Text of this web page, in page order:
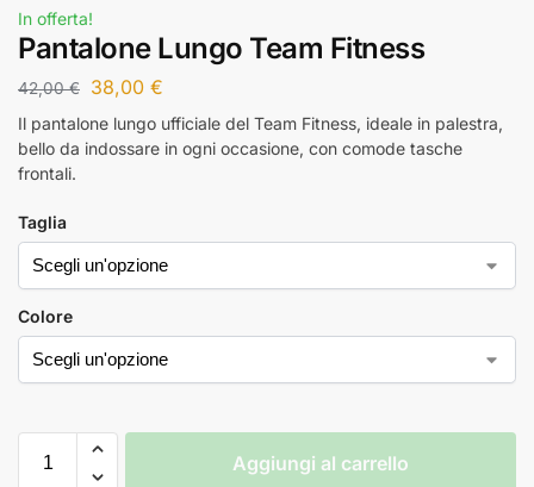
In offerta!
Pantalone Lungo Team Fitness
42,00€ 38,00 €
Il pantalone lungo ufficiale del Team Fitness, ideale in palestra,
bello da indossare in ogni occasione, con comode tasche
frontali.
Taglia
Colore
Aggiungi al carrello